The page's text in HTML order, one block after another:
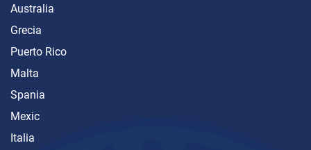
Australia
Grecia
Puerto Rico
Malta
Spania
Mexic
Italia